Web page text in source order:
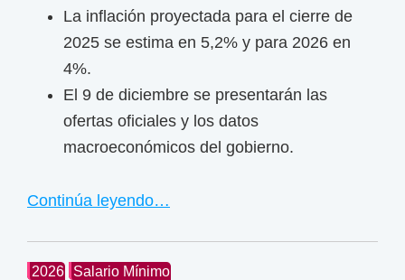
La inflación proyectada para el cierre de
2025 se estima en 5,2% y para 2026 en
4%.
El 9 de diciembre se presentarán las
ofertas oficiales y los datos
macroeconómicos del gobierno.
Continúa leyendo…
2026
Salario Mínimo